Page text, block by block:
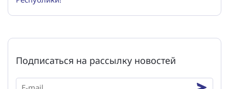
Подписаться на рассылку новостей